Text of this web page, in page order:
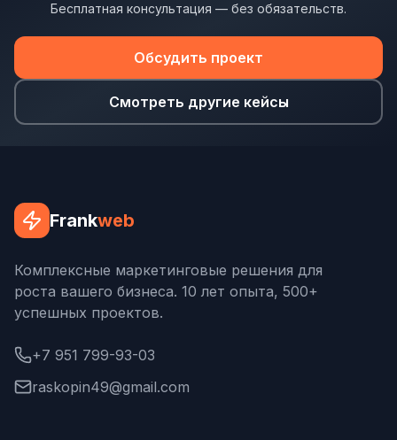
Бесплатная консультация — без обязательств.
Обсудить проект
Смотреть другие кейсы
Frankweb
Комплексные маркетинговые решения для
роста вашего бизнеса. 10 лет опыта, 500+
успешных проектов.
+7 951 799-93-03
raskopin49@gmail.com